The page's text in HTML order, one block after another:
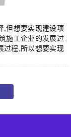
,但想要实现建设项
施工企业的发展过
过程,所以想要实现